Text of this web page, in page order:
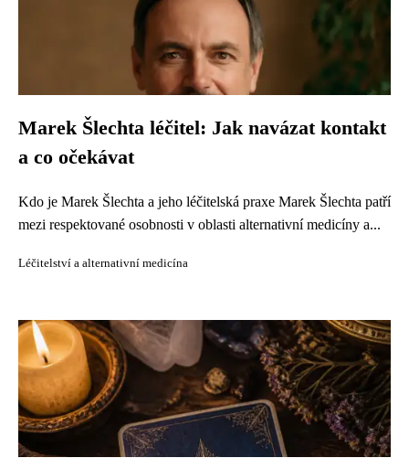
Marek Šlechta léčitel: Jak navázat kontakt
a co očekávat
Kdo je Marek Šlechta a jeho léčitelská praxe Marek Šlechta patří
mezi respektované osobnosti v oblasti alternativní medicíny a...
Léčitelství a alternativní medicína